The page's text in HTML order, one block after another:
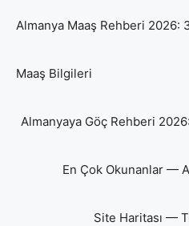
Almanya Maaş Rehberi 2026:
Maaş Bilgileri
Almanyaya Göç Rehberi
En Çok Okunanlar —
Site Haritası —